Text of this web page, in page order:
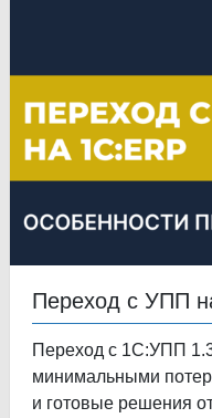
Переход с УПП
Переход с 1С:УПП
минимальными
и готовые решения